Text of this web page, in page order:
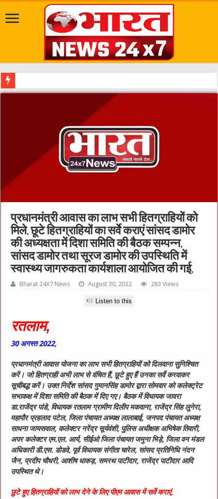
प्रधानमंत्री आवास का लाभ सभी हितग्राहियों को
मिले, छूटे हितग्राहियों का सर्वे कराएं सांसद डामोर
की अध्यक्षता में दिशा समिति की बैठक सम्पन्न,
सांसद डामोर तथा सूरज डामोर की उपस्थिति में
स्वास्थ्य जागरुकता कार्यशाला आयोजित की गई,
Bharat 24X7 News August 30, 2022 283 Views
Listen to this
रतलाम,
30अगस्त 2022,
प्रधानमंत्री आवास योजना का लाभ सभी हितग्राहियों को दिलवाना सुनिश्चित
करें। जो हितग्राही अभी लाभ से वंचित हैं, छूटे हुए हैं उनका सर्वे करवाकर
सूचीबद्ध करें। उक्त निर्देश सांसद गुमानसिंह डामोर द्वारा सोमवार को कलेक्ट्रेट
सभाकक्ष में दिशा समिति की बैठक में दिए गए। बैठक में विधायक जावरा
डा.राजेंद्र पांडे, विधायक रतलाम ग्रामीण दिलीप मकवाना, राजेंद्र सिंह लुनेरा,
महापौर प्रहलाद पटेल, जिला पंचायत अध्यक्ष लालाबाई, जनपद पंचायत अध्यक्ष
साधना जायसवाल, कलेक्टर नरेंद्र सूर्यवंशी, पुलिस अधीक्षक अभिषेक तिवारी,
अपर कलेक्टर एम.एल. आर्य, सीईओ जिला पंचायत जमुना भिड़े, जिला वन मंडल
अधिकारी डी.एस. डोडवे, पूर्व विधायक संगीता चारेल, सांसद प्रतिनिधि नंदन
जैन, प्रदीप चौधरी, आशीष धाकड़, समरथ पाटीदार, राजेंद्र पाटीदार आदि
उपस्थित थे।
छुटे हुए हितग्राहियों को लाभ देने के लिए पीएम आवास में सर्वे कराएं,